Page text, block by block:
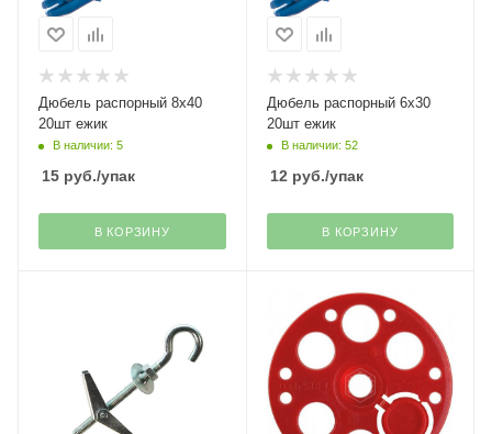
Дюбель распорный 8х40
20шт ежик
В наличии: 5
15 руб./упак
В КОРЗИНУ
Дюбель распорный 6х30
20шт ежик
В наличии: 52
12 руб./упак
В КОРЗИНУ